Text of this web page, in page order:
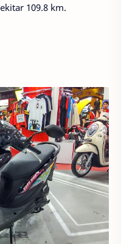
109.8 km.